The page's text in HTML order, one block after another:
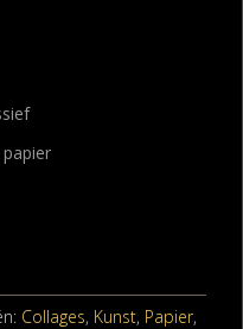
Collages, Kunst, Papier,